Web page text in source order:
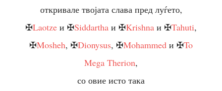
откривале твојата слава пред луѓето,
✠Laotze и ✠Siddartha и ✠Krishna и ✠Tahuti,
✠Mosheh, ✠Dionysus, ✠Mohammed и ✠To
Mega Therion,
со овие исто така